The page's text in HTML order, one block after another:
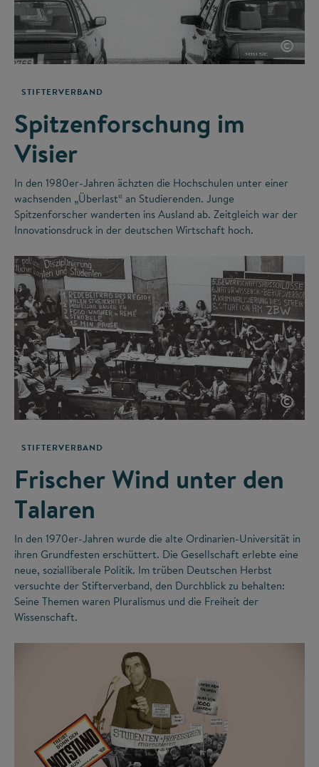
©
STIFTERVERBAND
Spitzenforschung im
Visier
In den 1980er-Jahren ächzten die Hochschulen unter einer
wachsenden „Überlast“ an Studierenden. Junge
Spitzenforscher wanderten ins Ausland ab. Zeitgleich war der
Innovationsdruck in der deutschen Wirtschaft hoch.
©
STIFTERVERBAND
Frischer Wind unter den
Talaren
In den 1970er-Jahren wurde die alte Ordinarien-Universität in
ihren Grundfesten erschüttert. Die Gesellschaft erlebte eine
neue, sozialliberale Politik. Im trüben Deutschen Herbst
versuchte der Stifterverband, den Durchblick zu behalten:
Seine Themen waren Pluralismus und die Freiheit der
Wissenschaft.